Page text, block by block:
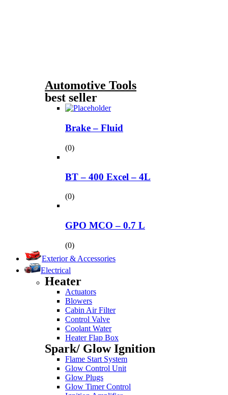
Automotive Tools
best seller
Brake – Fluid
(0)
BT – 400 Excel – 4L
(0)
GPO MCO – 0.7 L
(0)
Exterior & Accessories
Electrical
Heater
Actuators
Blowers
Cabin Air Filter
Control Valve
Coolant Water
Heater Flap Box
Spark/ Glow Ignition
Flame Start System
Glow Control Unit
Glow Plugs
Glow Timer Control